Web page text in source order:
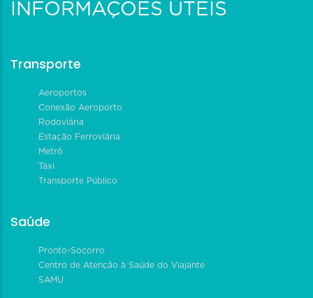
INFORMAÇÕES ÚTEIS
Transporte
Aeroportos
Conexão Aeroporto
Rodoviária
Estação Ferroviária
Metrô
Táxi
Transporte Público
Saúde
Pronto-Socorro
Centro de Atenção à Saúde do Viajante
SAMU